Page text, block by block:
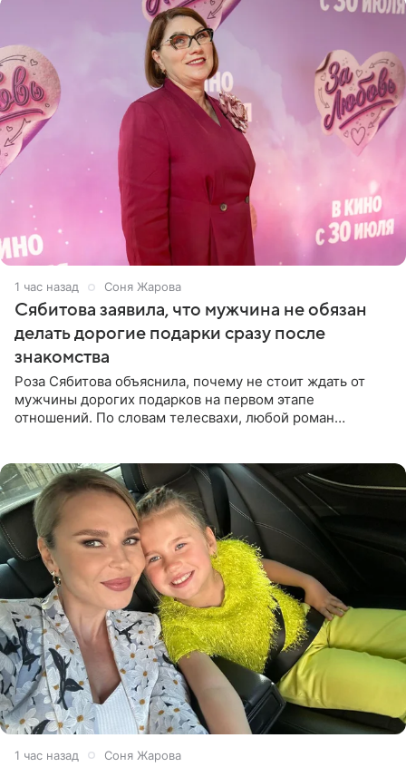
1 час назад Соня Жарова
Сябитова заявила, что мужчина не обязан
делать дорогие подарки сразу после
знакомства
Роза Сябитова объяснила, почему не стоит ждать от
мужчины дорогих подарков на первом этапе
отношений. По словам телесвахи, любой роман
1 час назад Соня Жарова